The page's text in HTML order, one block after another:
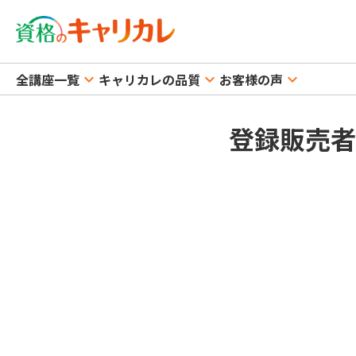
全講座一覧 keyboard_arrow_down キャリカレの品質 keyboard_arrow_down お客様の声 keyboard_arrow_down
登録販売